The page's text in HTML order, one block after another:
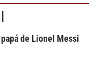
de Lionel Messi